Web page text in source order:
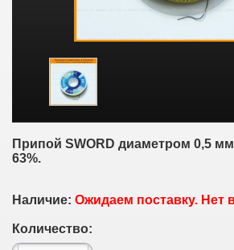
Припой SWORD диаметром 0,5 мм
63%.
Наличие: Ожидаем поставку. Нет
Количество: